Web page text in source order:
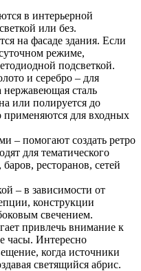
в интерьерной
или без.
на фасаде здания. Если
режиме,
подсветкой.
и серебро – для
нержавеющая сталь
или полируется до
применяются для входных
– помогают создать ретро
для тематического
ресторанов, сетей
– в зависимости от
конструкции
свечением.
привлечь внимание к
часы. Интересно
когда источники
светящийся абрис.